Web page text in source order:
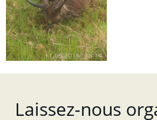
Laissez-nous